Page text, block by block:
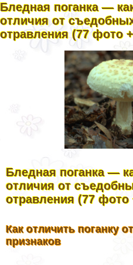
Бледная поганка —
отличия от
отравления (77 фото
Бледная поганка —
отличия от
отравления (77 фото
Как отличить поганку
признаков